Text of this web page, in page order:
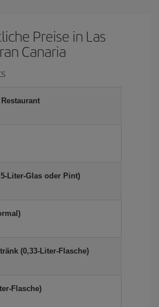
Preise in Las
Canaria
Liter-Glas oder Pint)
(0,33-Liter-Flasche)
Flasche)